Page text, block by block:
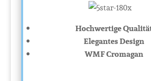
Hochwertige
Elegantes Design
WMF Cromagan